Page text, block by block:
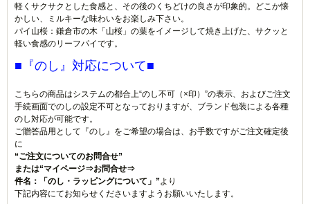
軽くサクサクとした食感と、その後のくちどけの良さが印象的。どこか懐
かしい、ミルキーな味わいをお楽しみ下さい。
パイ山桜：鎌倉市の木「山桜」の葉をイメージして焼き上げた、サクッと
軽い食感のリーフパイです。
■『のし』対応について■
こちらの商品はシステムの都合上“のし不可（×印）”の表示、およびご注文
手続画面でのしの設定不可となっておりますが、ブランド包装による各種
のし対応が可能です。
ご贈答品用として『のし』をご希望の場合は、お手数ですがご注文確定後
に
“ご注文についてのお問合せ”
または“マイページ⇒お問合せ⇒
件名：「のし・ラッピングについて」”より
下記内容にてお知らせくださいますようお願いいたします。